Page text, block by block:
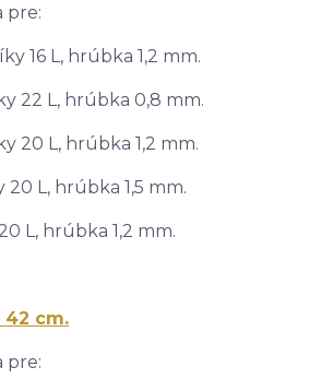
pre:
16 L, hrúbka 1,2 mm.
22 L, hrúbka 0,8 mm.
20 L, hrúbka 1,2 mm.
L, hrúbka 1,5 mm.
L, hrúbka 1,2 mm.
cm.
pre: